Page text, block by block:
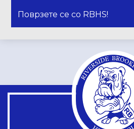
нов
прозорец
отвора
Поврзете се со RBHS!